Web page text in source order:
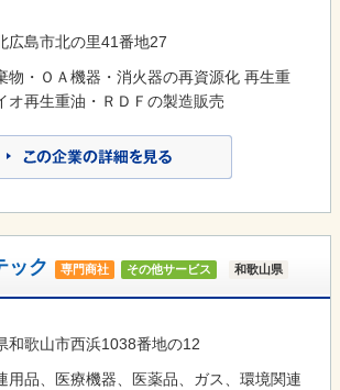
広島市北の里41番地27
物・ＯＡ機器・消火器の再資源化 再生重
オ再生重油・ＲＤＦの製造販売
ック 専門商社 その他サービス 和歌山県
和歌山市西浜1038番地の12
用品、医療機器、医薬品、ガス、環境関連